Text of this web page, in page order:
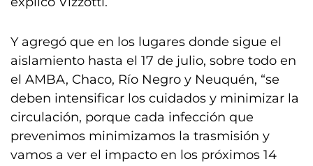
Y agregó que en los lugares donde sigue el
aislamiento hasta el 17 de julio, sobre todo en
el AMBA, Chaco, Río Negro y Neuquén, “se
deben intensificar los cuidados y minimizar la
circulación, porque cada infección que
prevenimos minimizamos la trasmisión y
vamos a ver el impacto en los próximos 14